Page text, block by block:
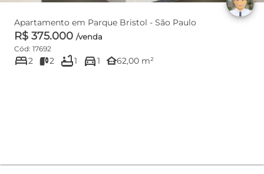
Apartamento em Parque Bristol - São Paulo
R$ 375.000 /venda
Cód: 17692
bed2 2 bathtub1 directions_car1 other_houses62,00 m²